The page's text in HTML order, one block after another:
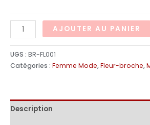
AJOUTER AU PANIER
UGS : BR-FL001
Catégories : Femme Mode,Fleur-broche,
Description